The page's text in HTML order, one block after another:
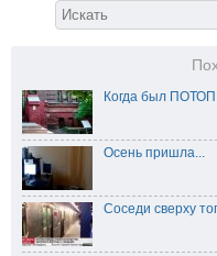
Когда был
Осень пришла...
Соседи сверху